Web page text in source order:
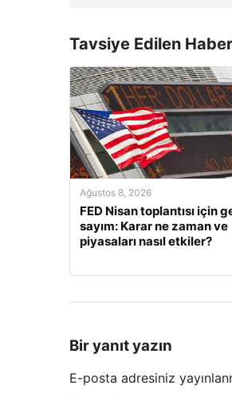
Tavsiye Edilen
Ağustos 8, 2026
FED Nisan toplantısı için
sayım: Karar ne zaman ve
piyasaları nasıl etkiler?
Bir yanıt yazın
E-posta adresiniz